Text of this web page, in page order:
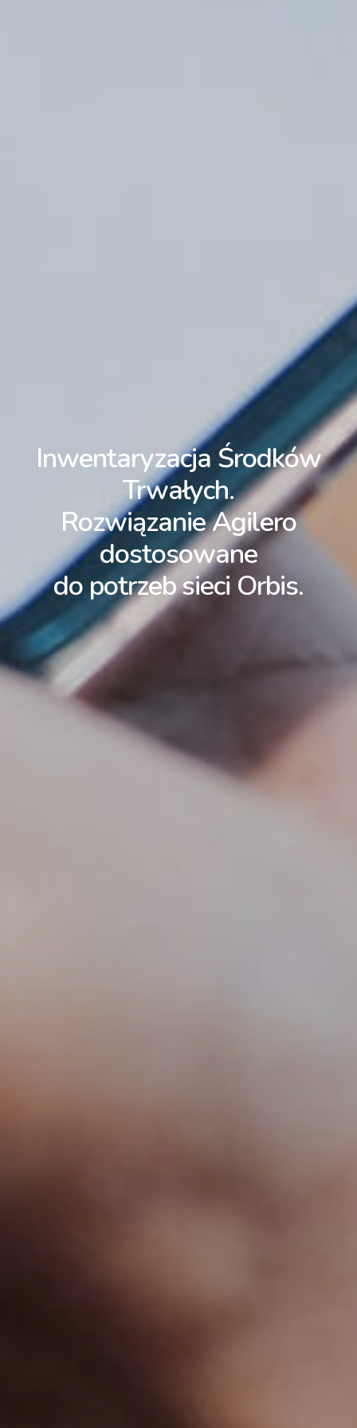
Inwentaryzacja Środków
Trwałych.
Rozwiązanie Agilero
dostosowane
do potrzeb sieci Orbis.